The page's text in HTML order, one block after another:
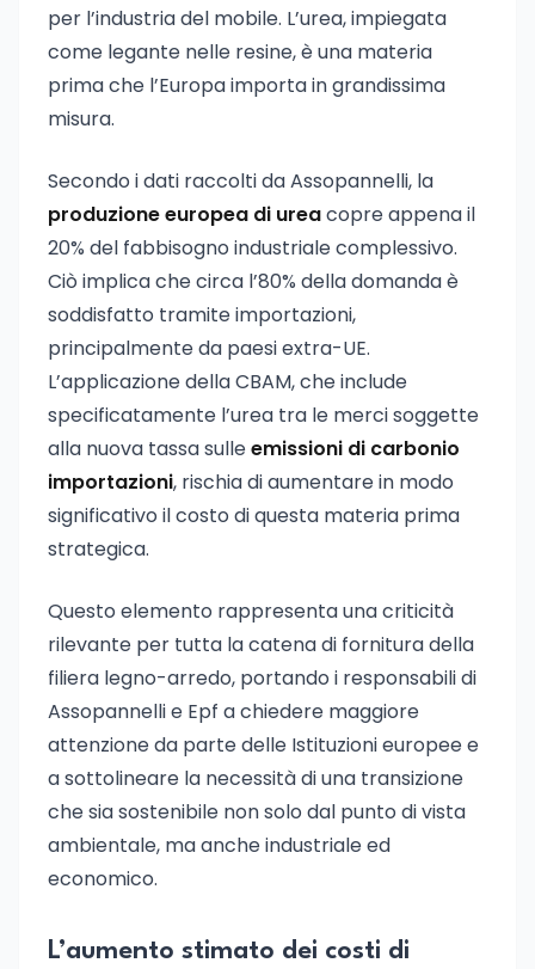
per l’industria del mobile. L’urea, impiegata
come legante nelle resine, è una materia
prima che l’Europa importa in grandissima
misura.
Secondo i dati raccolti da Assopannelli, la
produzione europea di ureacopre appena il
20% del fabbisogno industriale complessivo.
Ciò implica che circa l’80% della domanda è
soddisfatto tramite importazioni,
principalmente da paesi extra-UE.
L’applicazione della CBAM, che include
specificatamente l’urea tra le merci soggette
alla nuova tassa sulleemissioni di carbonio
importazioni, rischia di aumentare in modo
significativo il costo di questa materia prima
strategica.
Questo elemento rappresenta una criticità
rilevante per tutta la catena di fornitura della
filiera legno-arredo, portando i responsabili di
Assopannelli e Epf a chiedere maggiore
attenzione da parte delle Istituzioni europee e
a sottolineare la necessità di una transizione
che sia sostenibile non solo dal punto di vista
ambientale, ma anche industriale ed
economico.
L’aumento stimato dei costi di